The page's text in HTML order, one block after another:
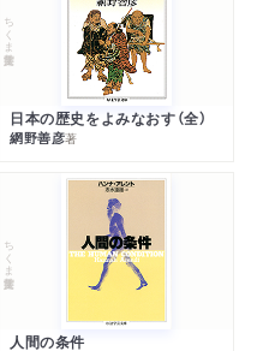
ちくま学芸文庫
日本の歴史をよみなおす（全）
網野善彦著
ちくま学芸文庫
人間の条件